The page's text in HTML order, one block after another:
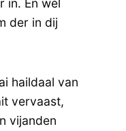
in. En wèl
der in dij
haildaal van
vervaast,
vijanden